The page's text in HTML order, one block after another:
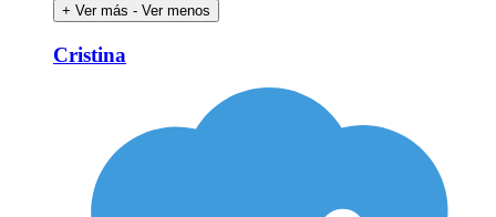
+ Ver más - Ver menos
Cristina